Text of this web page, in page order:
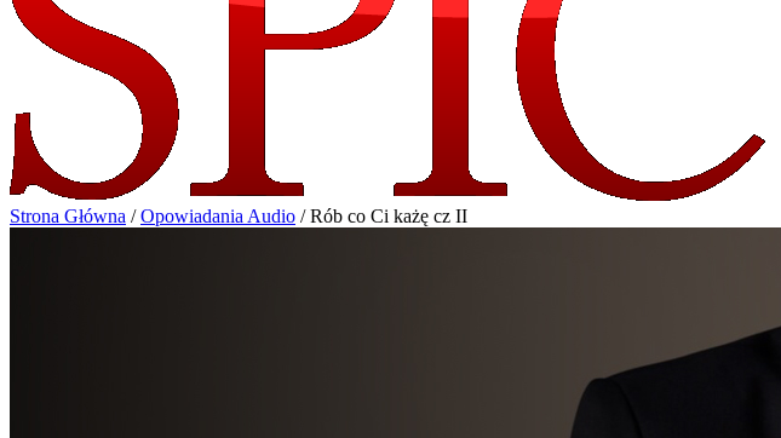
Strona Główna / Opowiadania Audio / Rób co Ci każę cz II